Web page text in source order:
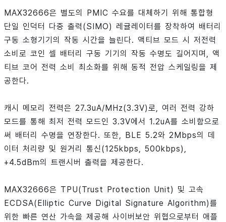
MAX32666은 별도의 PMIC 수요를 대체하기 위해 통합형
단일 인덕터 다중 출력(SIMO) 레귤레이터를 장착하여 배터리
구동 소형기기의 작동 시간을 늘린다. 액티브 모드 시 저전력
소비로 코인 셀 배터리 구동 기기의 작동 수명도 길어지며, 액
티브 코어 전력 소비 최소화를 위해 동적 전압 스케일링을 제
공한다.
캐시 메모리 전력은 27.3uA/MHz(3.3V)로, 여러 전력 강하
모드를 통해 최저 전력 모드인 3.3V에서 1.2uA를 소비함으로
써 배터리 수명을 연장한다. 또한, BLE 5.2와 2Mbps의 데
이터 처리량 및 원거리 통신(125kbps, 500kbps),
+4.5dBm의 트랜시버 출력을 제공한다.
MAX32666은 TPU(Trust Protection Unit) 및 고속
ECDSA(Elliptic Curve Digital Signature Algorithm)를
위한 빠른 연산 가속을 제공해 사이버보안 위협으로부터 애플